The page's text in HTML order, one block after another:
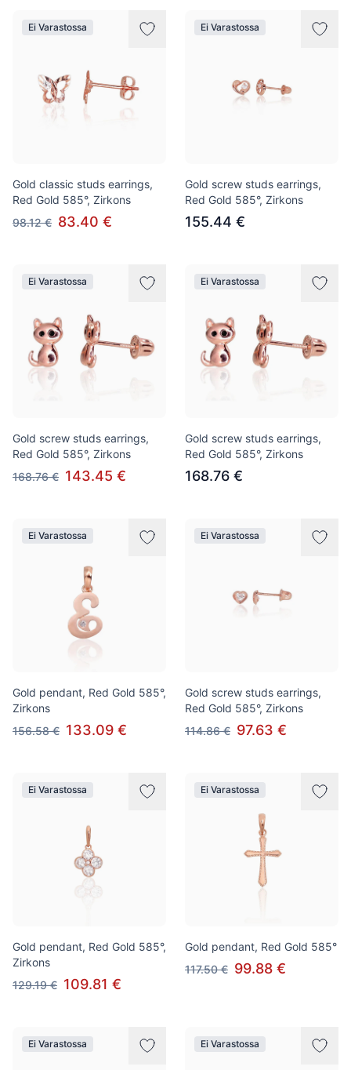
Ei Varastossa
Gold classic studs earrings,
Red Gold 585°, Zirkons
98.12 € 83.40 €
Ei Varastossa
Gold screw studs earrings,
Red Gold 585°, Zirkons
155.44 €
Ei Varastossa
Gold screw studs earrings,
Red Gold 585°, Zirkons
168.76 € 143.45 €
Ei Varastossa
Gold screw studs earrings,
Red Gold 585°, Zirkons
168.76 €
Ei Varastossa
Gold pendant, Red Gold 585°,
Zirkons
156.58 € 133.09 €
Ei Varastossa
Gold screw studs earrings,
Red Gold 585°, Zirkons
114.86 € 97.63 €
Ei Varastossa
Gold pendant, Red Gold 585°,
Zirkons
129.19 € 109.81 €
Ei Varastossa
Gold pendant, Red Gold 585°
117.50 € 99.88 €
Ei Varastossa Ei Varastossa